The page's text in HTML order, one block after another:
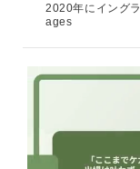
2020年にイング
ages